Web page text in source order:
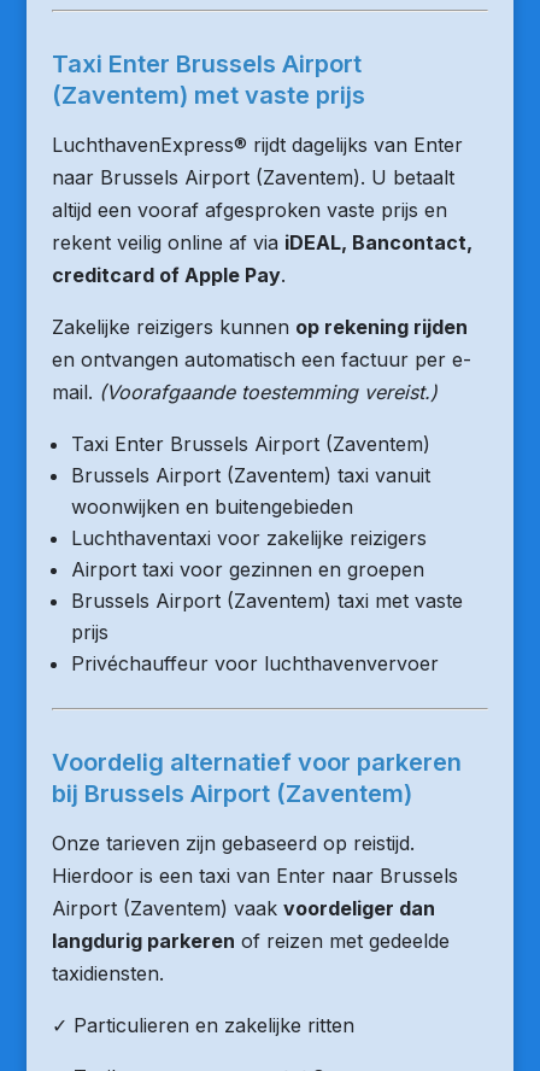
Taxi Enter Brussels Airport
(Zaventem) met vaste prijs
LuchthavenExpress® rijdt dagelijks van Enter
naar Brussels Airport (Zaventem). U betaalt
altijd een vooraf afgesproken vaste prijs en
rekent veilig online af via iDEAL, Bancontact,
creditcard of Apple Pay.
Zakelijke reizigers kunnen op rekening rijden
en ontvangen automatisch een factuur per e-
mail. (Voorafgaande toestemming vereist.)
Taxi Enter Brussels Airport (Zaventem)
Brussels Airport (Zaventem) taxi vanuit
woonwijken en buitengebieden
Luchthaventaxi voor zakelijke reizigers
Airport taxi voor gezinnen en groepen
Brussels Airport (Zaventem) taxi met vaste
prijs
Privéchauffeur voor luchthavenvervoer
Voordelig alternatief voor parkeren
bij Brussels Airport (Zaventem)
Onze tarieven zijn gebaseerd op reistijd.
Hierdoor is een taxi van Enter naar Brussels
Airport (Zaventem) vaak voordeliger dan
langdurig parkeren of reizen met gedeelde
taxidiensten.
✓ Particulieren en zakelijke ritten